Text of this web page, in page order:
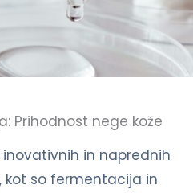
Prihodnost nege kože
in naprednih
kot so fermentacija in